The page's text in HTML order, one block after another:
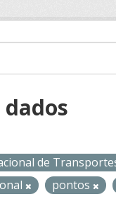
de
pontos